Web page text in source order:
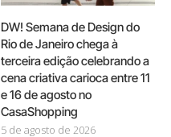
DW! Semana de Design do
Rio de Janeiro chega à
terceira edição celebrando a
cena criativa carioca entre 11
e 16 de agosto no
CasaShopping
5 de agosto de 2026